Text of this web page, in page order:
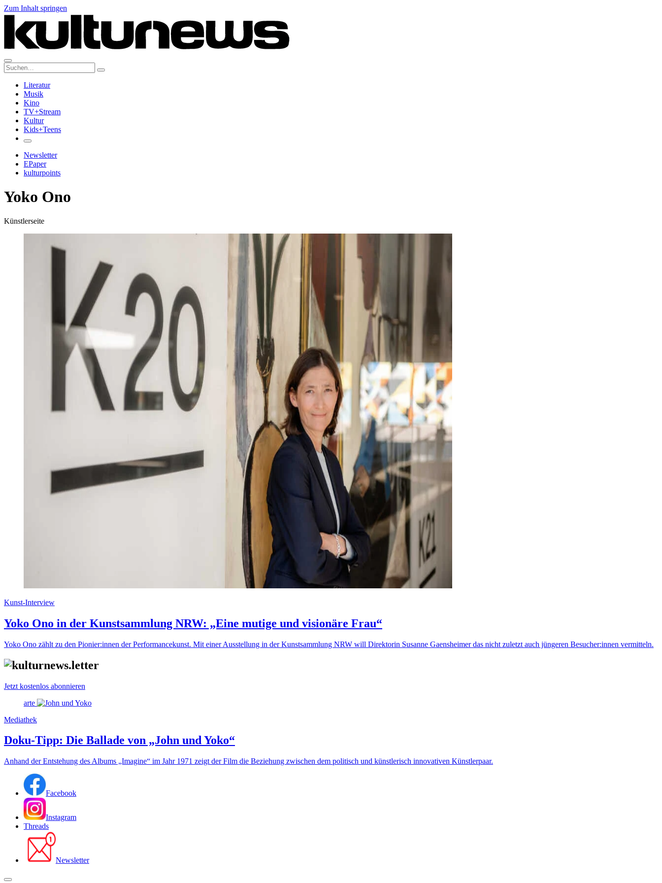
Zum Inhalt springen
Suche:
Literatur
Musik
Kino
TV+Stream
Kultur
Kids+Teens
Newsletter
EPaper
kulturpoints
Yoko Ono
Künstlerseite
Kunst-Interview
Yoko Ono in der Kunstsammlung NRW: „Eine mutige und visionäre Frau“
Yoko Ono zählt zu den Pionier:innen der Performancekunst. Mit einer Ausstellung in der Kunstsammlung NRW will Direktorin Susanne Gaensheimer das nicht zuletzt auch jüngeren Besucher:innen vermitteln.
Jetzt kostenlos abonnieren
arte
Mediathek
Doku-Tipp: Die Ballade von „John und Yoko“
Anhand der Entstehung des Albums „Imagine“ im Jahr 1971 zeigt der Film die Beziehung zwischen dem politisch und künstlerisch innovativen Künstlerpaar.
Facebook
Instagram
Threads
Newsletter